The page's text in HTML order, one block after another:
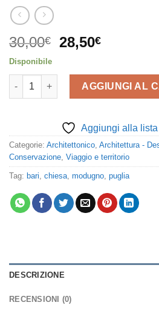
30,00€
Il
originale
era:
30,00€.
28,50€Il
attuale
è:
28,50€.
Disponibile
La memoria del sacro. Arte, Storia
AGGIUNGI AL
Aggiungi alla
Categorie: Architettonico, Architettura -
Conservazione, Viaggio e territorio
Tag: bari, chiesa, modugno, puglia
DESCRIZIONE
RECENSIONI (0)